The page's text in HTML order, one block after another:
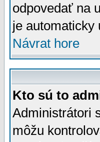
odpovedať na
je automaticky
Návrat hore
Kto sú to
Administrátori
môžu